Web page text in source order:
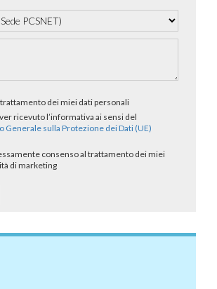
dei miei dati personali
ricevuto l’informativa ai sensi del
Generale sulla Protezione dei Dati (UE)
consenso al trattamento dei miei
di marketing